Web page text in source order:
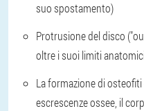
suo spostamento)
Protrusione del disco
oltre i suoi limiti
La formazione di
escrescenze ossee, il